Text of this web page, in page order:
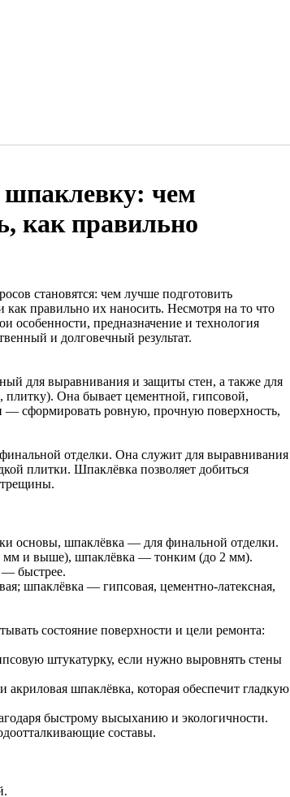
чем
как правильно
становятся: чем лучше подготовить
правильно их наносить. Несмотря на то что
особенности, предназначение и технология
и долговечный результат.
для выравнивания и защиты стен, а также для
Она бывает цементной, гипсовой,
— сформировать ровную, прочную поверхность,
отделки. Она служит для выравнивания
плитки. Шпаклёвка позволяет добиться
трещины.
основы, шпаклёвка — для финальной отделки.
мм и выше), шпаклёвка — тонким (до 2 мм).
— быстрее.
шпаклёвка — гипсовая, цементно-латексная,
состояние поверхности и цели ремонта:
штукатурку, если нужно выровнять стены
шпаклёвка, которая обеспечит гладкую
быстрому высыханию и экологичности.
составы.